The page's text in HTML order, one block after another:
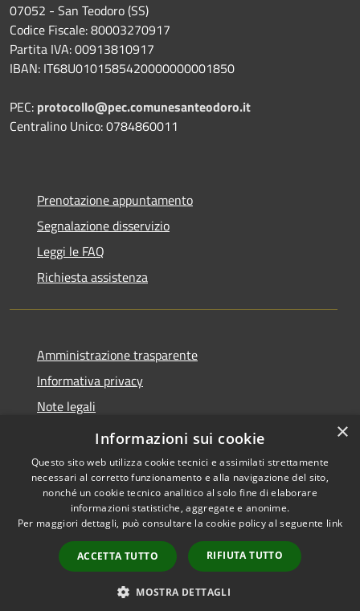
07052 - San Teodoro (SS)
Codice Fiscale: 80003270917
Partita IVA: 00913810917
IBAN: IT68U0101585420000000001850
PEC: protocollo@pec.comunesanteodoro.it
Centralino Unico: 0784860011
Prenotazione appuntamento
Segnalazione disservizio
Leggi le FAQ
Richiesta assistenza
Amministrazione trasparente
Informativa privacy
Note legali
Dichiarazione di accessibilità
Accessibilità
Copyright © 2026 • Comune di
San Teodoro • Powered by
Municipium•
Accesso
redazione
×
Informazioni sui cookie
Questo sito web utilizza cookie tecnici e assimilati strettamente
necessari al corretto funzionamento e alla navigazione del sito,
nonché un cookie tecnico analitico al solo fine di elaborare
informazioni statistiche, aggregate e anonime.
Per maggiori dettagli, può consultare la cookie policy al seguente link
ACCETTA TUTTO RIFIUTA TUTTO
MOSTRA DETTAGLI